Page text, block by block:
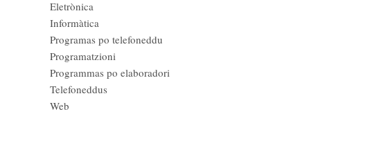
Eletrònica
Informàtica
Programas po telefoneddu
Programatzioni
Programmas po elaboradori
Telefoneddus
Web